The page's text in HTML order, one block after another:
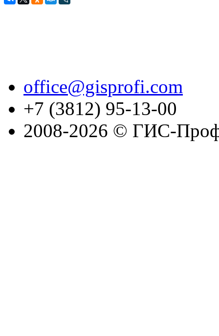
office@gisprofi.com
+7 (3812) 95-13-00
2008-2026 © ГИС-